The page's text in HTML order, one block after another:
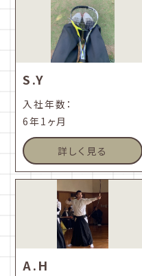
S.Y
入社年数：
6年1ヶ月
詳しく見る
A.H